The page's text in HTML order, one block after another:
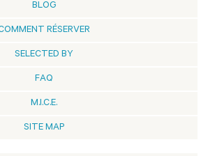
BLOG
RÉSERVER
SELECTED BY
FAQ
M.I.C.E.
SITE MAP